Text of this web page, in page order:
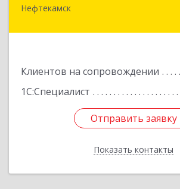
Нефтекамск
Клиентов на сопровождении
1С:Специалист
Отправить заявку
Показать контакты
452689, Башкортостан Респ,
Отправить заявку
Назад